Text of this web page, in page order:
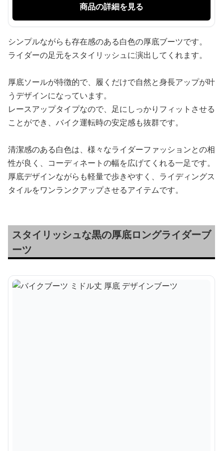
商品の詳細を見る
シンプルながらも存在感のある白色の厚底ブーツです。
ライダーの足元をスタイリッシュに演出してくれます。
厚底ソールが特徴的で、履くだけで自然と身長アップが叶
うデザインになっています。
レースアップタイプなので、足にしっかりフィットさせる
ことができ、バイク運転時の安定感も抜群です。
清潔感のある白色は、様々なライダーファッションとの相
性が良く、コーディネートの幅を広げてくれる一足です。
厚底デザインながらも軽量で歩きやすく、ライディングス
タイルをワンランクアップさせるアイテムです。
スタイリッシュな黒の厚底ロングライダーブ
ーツ